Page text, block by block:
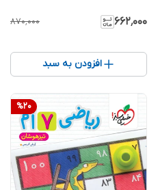
۶۶۲٬۰۰۰ ۸۷۰٬۰۰۰
افزودن به سبد
%20